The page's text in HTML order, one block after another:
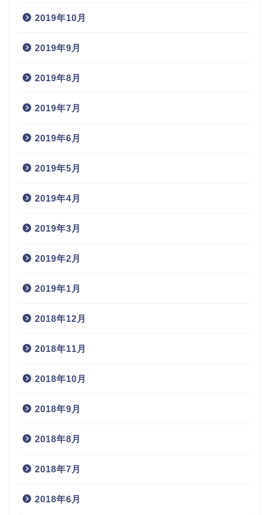
2019年10月
2019年9月
2019年8月
2019年7月
2019年6月
2019年5月
2019年4月
2019年3月
2019年2月
2019年1月
2018年12月
2018年11月
2018年10月
2018年9月
2018年8月
2018年7月
2018年6月